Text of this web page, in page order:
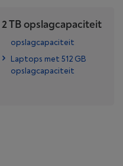
TB opslagcapaciteit
opslagcapaciteit
Laptops met 512 GB
opslagcapaciteit